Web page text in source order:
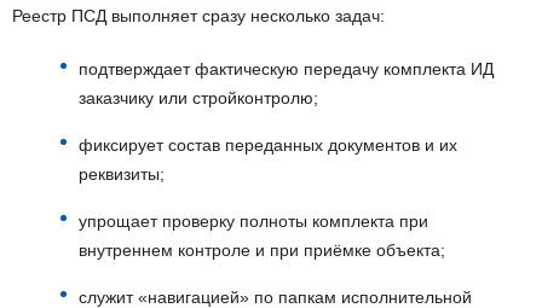
Реестр ПСД выполняет сразу несколько задач:
подтверждает фактическую передачу комплекта ИД
заказчику или стройконтролю;
фиксирует состав переданных документов и их
реквизиты;
упрощает проверку полноты комплекта при
внутреннем контроле и при приёмке объекта;
служит «навигацией» по папкам исполнительной